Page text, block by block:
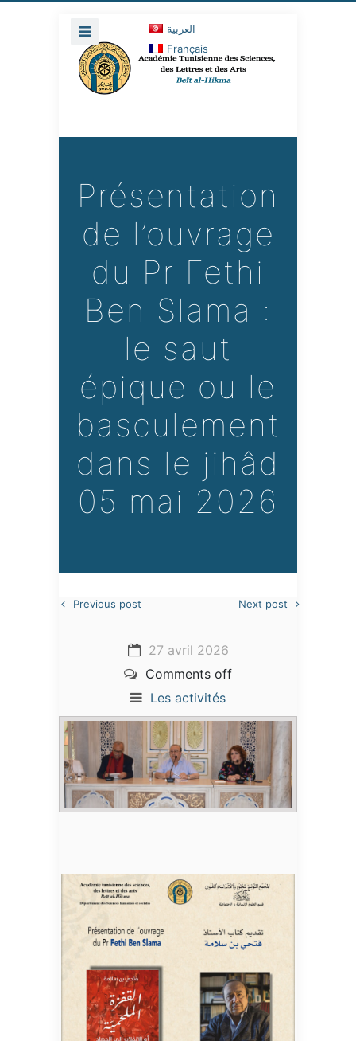
العربية
Français
Présentation
de l’ouvrage
du Pr Fethi
Ben Slama :
le saut
épique ou le
basculement
dans le jihâd
05 mai 2026
Previous post Next post
27 avril 2026
Comments off
Les activités